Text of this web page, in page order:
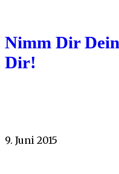
Nimm Dir
Dir!
9. Juni 2015